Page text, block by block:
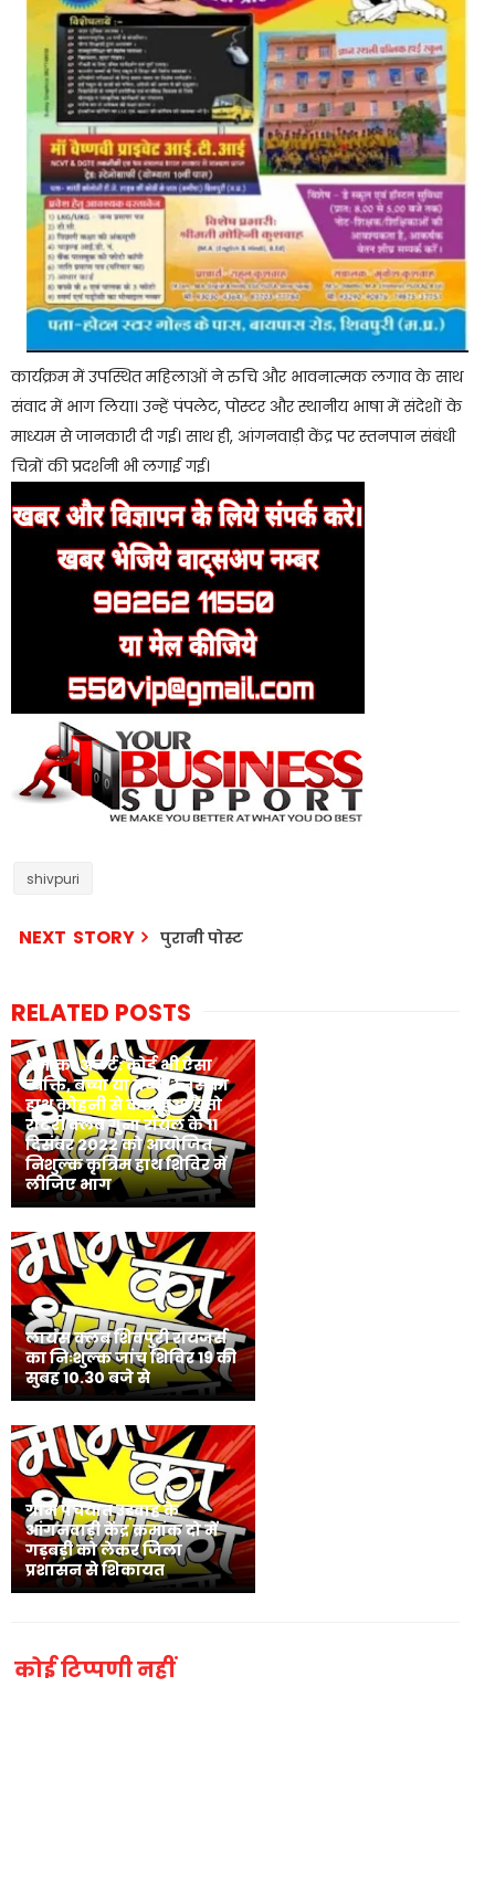
कार्यक्रम में उपस्थित महिलाओं ने रुचि और भावनात्मक लगाव के साथ
संवाद में भाग लिया। उन्हें पंपलेट, पोस्टर और स्थानीय भाषा में संदेशों के
माध्यम से जानकारी दी गई। साथ ही, आंगनवाड़ी केंद्र पर स्तनपान संबंधी
चित्रों की प्रदर्शनी भी लगाई गई।
shivpuri
NEXT STORY पुरानी पोस्ट
RELATED POSTS
धमाका अलर्ट: कोई भी ऐसा
व्यक्ति, बच्चा या बच्ची, जिसका
हाथ कोहनी से कटा हुआ है तो
रोटरी क्लब गुना रॉयल के 11
दिसंबर 2022 को आयोजित
निशुल्क कृत्रिम हाथ शिविर में
लीजिए भाग
लायंस क्लब शिवपुरी रायजर्स
का निःशुल्क जांच शिविर 19 की
सुबह 10.30 बजे से
ग्राम पंचयात उड़वाह के
आंगनवाड़ी केंद्र क्रमांक दो में
गड़बड़ी को लेकर जिला
प्रशासन से शिकायत
कोई टिप्पणी नहीं